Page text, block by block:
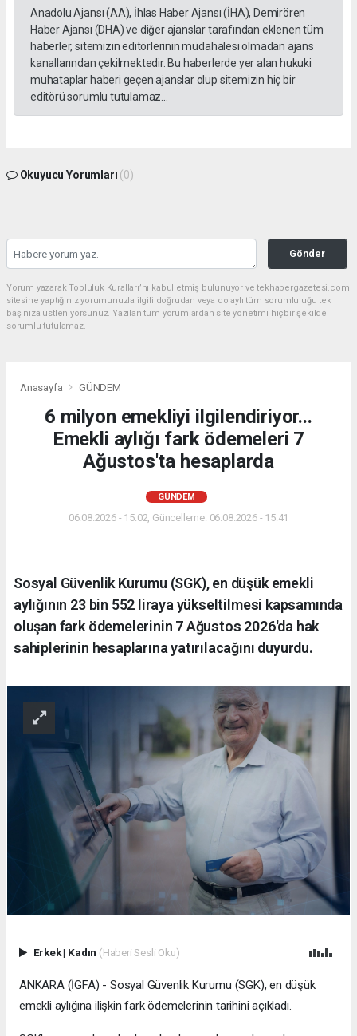
Anadolu Ajansı (AA), İhlas Haber Ajansı (İHA), Demirören
Haber Ajansı (DHA) ve diğer ajanslar tarafından eklenen tüm
haberler, sitemizin editörlerinin müdahalesi olmadan ajans
kanallarından çekilmektedir. Bu haberlerde yer alan hukuki
muhataplar haberi geçen ajanslar olup sitemizin hiç bir
editörü sorumlu tutulamaz...
Okuyucu Yorumları (0)
Gönder
Yorum yazarak Topluluk Kuralları’nı kabul etmiş bulunuyor ve tekhabergazetesi.com
sitesine yaptığınız yorumunuzla ilgili doğrudan veya dolaylı tüm sorumluluğu tek
başınıza üstleniyorsunuz. Yazılan tüm yorumlardan site yönetimi hiçbir şekilde
sorumlu tutulamaz.
Anasayfa GÜNDEM
6 milyon emekliyi ilgilendiriyor...
Emekli aylığı fark ödemeleri 7
Ağustos'ta hesaplarda
GÜNDEM
06.08.2026 - 15:02, Güncelleme: 06.08.2026 - 15:41
Sosyal Güvenlik Kurumu (SGK), en düşük emekli
aylığının 23 bin 552 liraya yükseltilmesi kapsamında
oluşan fark ödemelerinin 7 Ağustos 2026'da hak
sahiplerinin hesaplarına yatırılacağını duyurdu.
Erkek| Kadın (Haberi Sesli Oku)
ANKARA (İGFA) - Sosyal Güvenlik Kurumu (SGK), en düşük
emekli aylığına ilişkin fark ödemelerinin tarihini açıkladı.